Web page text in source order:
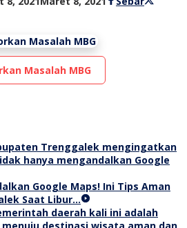
Masalah MBG
Google Maps! Ini Tips Aman
Saat Libur…